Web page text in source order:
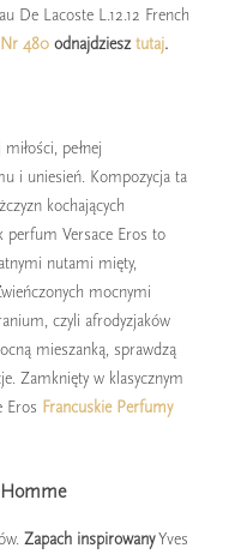
De Lacoste L.12.12 French
480 odnajdziesztutaj.
pełnej
i uniesień. Kompozycja ta
kochających
perfum Versace Eros to
nutami mięty,
mocnymi
czyli afrodyzjaków
mieszanką, sprawdzą
Zamknięty w klasycznym
Eros Francuskie Perfumy
Zapach inspirowanyYves